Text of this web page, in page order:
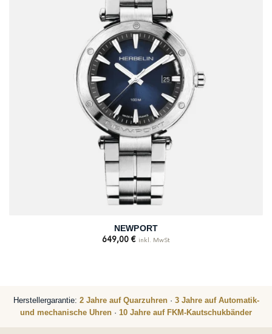
NEWPORT
649,00 € inkl. MwSt
Herstellergarantie: 2 Jahre auf Quarzuhren· 3 Jahre auf Automatik-
und mechanische Uhren · 10 Jahre auf FKM-Kautschukbänder